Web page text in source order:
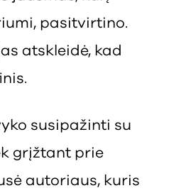
pasitvirtino.
atskleidė, kad
susipažinti su
grįžtant prie
autoriaus, kuris